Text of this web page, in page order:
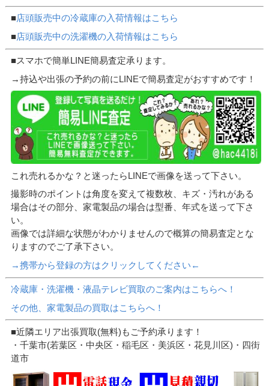
■店頭販売中の冷蔵庫の入荷情報はこちら
■店頭販売中の洗濯機の入荷情報はこちら
■スマホで簡単LINE簡易査定承ります。
→持込や出張の予約の前にLINEで簡易査定がおすすめです！
これ売れるかな？と迷ったらLINEで画像を送って下さい。
撮影時のポイントは角度を変えて複数枚、キズ・汚れがある
場合はその部分、家電製品の場合は型番、年式を送って下さ
い。
画像では詳細な状態がわかりませんので概算の簡易査定とな
りますのでご了承下さい。
→携帯から登録の方はクリックしてください←
冷蔵庫・洗濯機・液晶テレビ買取のご案内はこちらへ！
その他、家電製品の買取はこちらへ！
■近隣エリア出張買取(無料)もご予約承ります！
・千葉市(若葉区・中央区・稲毛区・美浜区・花見川区)・四街
道市